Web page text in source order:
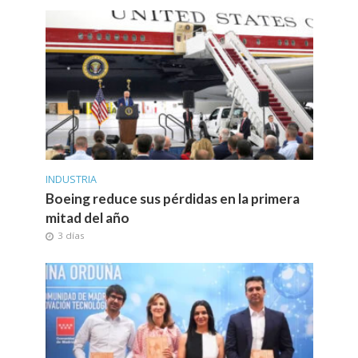
INDUSTRIA
Boeing reduce sus pérdidas en la primera
mitad del año
3 días